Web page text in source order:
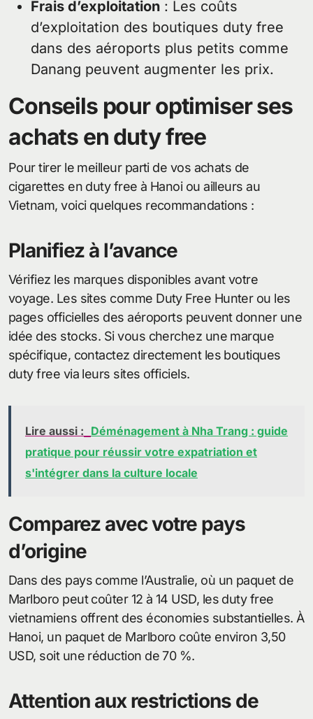
Frais d’exploitation : Les coûts
d’exploitation des boutiques duty free
dans des aéroports plus petits comme
Danang peuvent augmenter les prix.
Conseils pour optimiser ses
achats en duty free
Pour tirer le meilleur parti de vos achats de
cigarettes en duty free à Hanoi ou ailleurs au
Vietnam, voici quelques recommandations :
Planifiez à l’avance
Vérifiez les marques disponibles avant votre
voyage. Les sites comme Duty Free Hunter ou les
pages officielles des aéroports peuvent donner une
idée des stocks. Si vous cherchez une marque
spécifique, contactez directement les boutiques
duty free via leurs sites officiels.
Lire aussi : Déménagement à Nha Trang : guide
pratique pour réussir votre expatriation et
s'intégrer dans la culture locale
Comparez avec votre pays
d’origine
Dans des pays comme l’Australie, où un paquet de
Marlboro peut coûter 12 à 14 USD, les duty free
vietnamiens offrent des économies substantielles. À
Hanoi, un paquet de Marlboro coûte environ 3,50
USD, soit une réduction de 70 %.
Attention aux restrictions de